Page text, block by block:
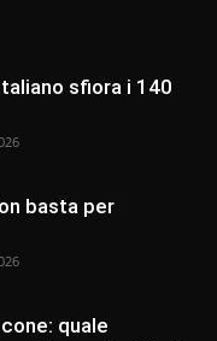
sfiora i 140
basta per
quale